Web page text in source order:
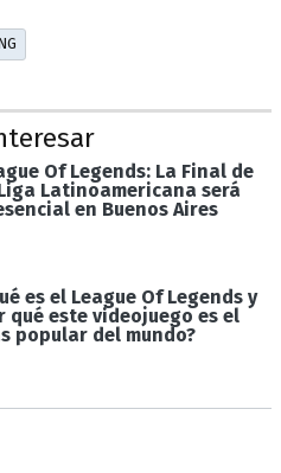
Of Legends: La Final de
Latinoamericana será
en Buenos Aires
es el League Of Legends y
qué este videojuego es el
popular del mundo?